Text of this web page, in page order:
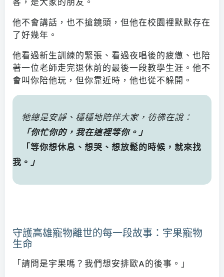
他不會講話，也不搶鏡頭，但他在校園裡默默存在
了好幾年。
他看過新生訓練的緊張、看過夜唱後的疲憊、也陪
著一位老師走完退休前的最後一段教學生涯。他不
會叫你陪他玩，但你靠近時，他也從不躲開。
牠總是安靜、穩穩地陪伴大家，彷彿在說：
「你忙你的，我在這裡等你。」
「等你想休息、想哭、想放鬆的時候，就來找
我。 」
守護高雄寵物離世的每一段故事：宇果寵物
生命
「請問是宇果嗎？我們想安排歐A的後事。」